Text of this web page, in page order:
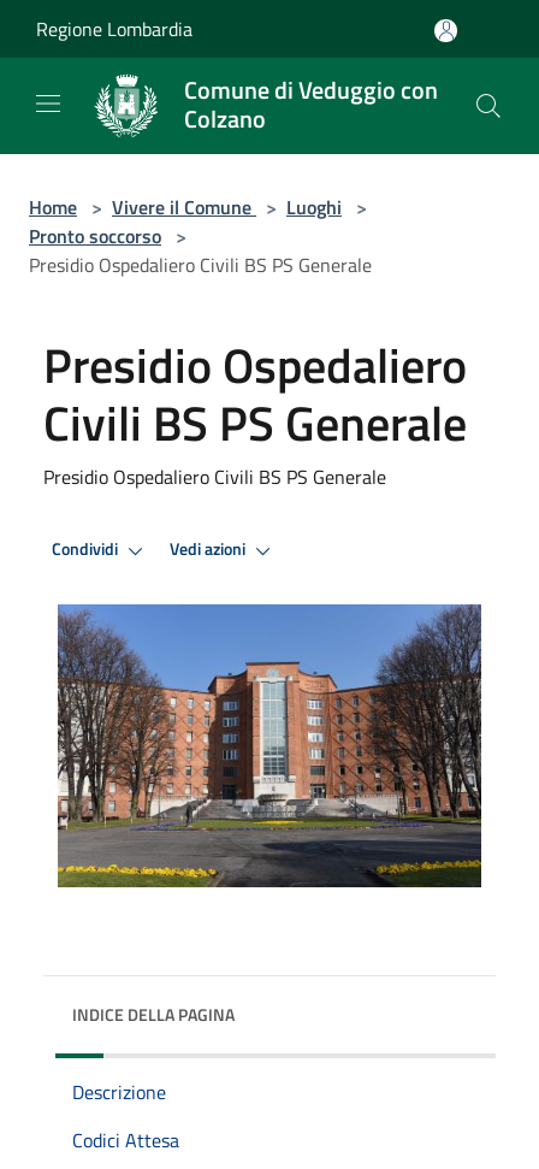
Regione Lombardia
Comune di Veduggio con
Colzano
Home > Vivere il Comune > Luoghi >
Pronto soccorso >
Presidio Ospedaliero Civili BS PS Generale
Presidio Ospedaliero
Civili BS PS Generale
Presidio Ospedaliero Civili BS PS Generale
Condividi Vedi azioni
INDICE DELLA PAGINA
Descrizione
Codici Attesa